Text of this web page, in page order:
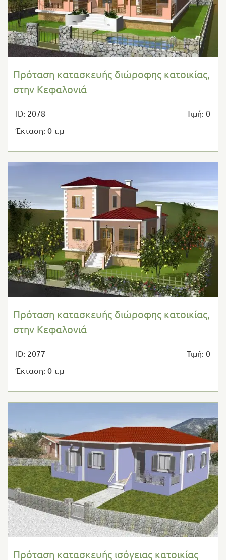
Πρόταση κατασκευής διώροφης κατοικίας,
στην Κεφαλονιά
ID: 2078
Τιμή: 0
Έκταση: 0 τ.μ
Πρόταση κατασκευής διώροφης κατοικίας,
στην Κεφαλονιά
ID: 2077
Τιμή: 0
Έκταση: 0 τ.μ
Πρόταση κατασκευής ισόγειας κατοικίας